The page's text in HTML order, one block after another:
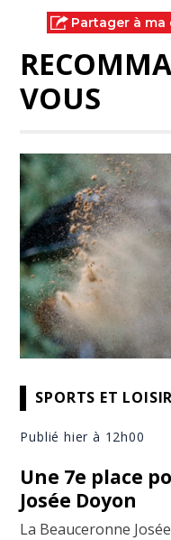
Partager à
VOUS
SPORTS ET
Publié hier à 12h00
Une 7e place
Josée Doyon
La Beauceronne